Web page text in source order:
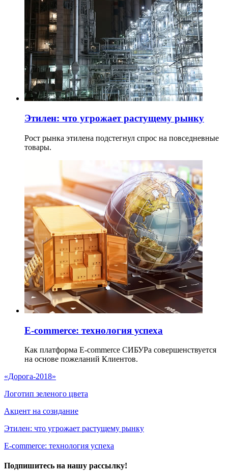
Этилен: что угрожает растущему рынку
Рост рынка этилена подстегнул спрос на повседневные
товары.
Е-commerce: технология успеха
Как платформа E-commerce СИБУРа совершенствуется
на основе пожеланий Клиентов.
«Дорога-2018»
Логотип зеленого цвета
Акцент на созидание
Этилен: что угрожает растущему рынку
Е-commerce: технология успеха
Подпишитесь на нашу рассылку!